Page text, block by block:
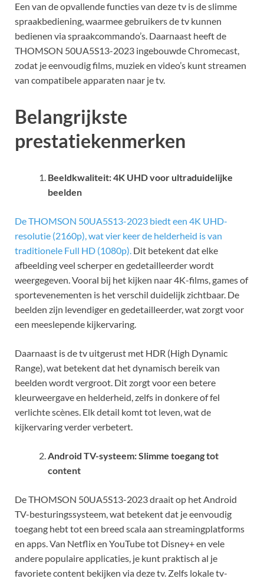
Een van de opvallende functies van deze tv is de slimme
spraakbediening, waarmee gebruikers de tv kunnen
bedienen via spraakcommando’s. Daarnaast heeft de
THOMSON 50UA5S13-2023 ingebouwde Chromecast,
zodat je eenvoudig films, muziek en video’s kunt streamen
van compatibele apparaten naar je tv.
Belangrijkste
prestatiekenmerken
Beeldkwaliteit: 4K UHD voor ultraduidelijke
beelden
De THOMSON 50UA5S13-2023 biedt een 4K UHD-
resolutie (2160p), wat vier keer de helderheid is van
traditionele Full HD (1080p). Dit betekent dat elke
afbeelding veel scherper en gedetailleerder wordt
weergegeven. Vooral bij het kijken naar 4K-films, games of
sportevenementen is het verschil duidelijk zichtbaar. De
beelden zijn levendiger en gedetailleerder, wat zorgt voor
een meeslepende kijkervaring.
Daarnaast is de tv uitgerust met HDR (High Dynamic
Range), wat betekent dat het dynamisch bereik van
beelden wordt vergroot. Dit zorgt voor een betere
kleurweergave en helderheid, zelfs in donkere of fel
verlichte scènes. Elk detail komt tot leven, wat de
kijkervaring verder verbetert.
Android TV-systeem: Slimme toegang tot
content
De THOMSON 50UA5S13-2023 draait op het Android
TV-besturingssysteem, wat betekent dat je eenvoudig
toegang hebt tot een breed scala aan streamingplatforms
en apps. Van Netflix en YouTube tot Disney+ en vele
andere populaire applicaties, je kunt praktisch al je
favoriete content bekijken via deze tv. Zelfs lokale tv-